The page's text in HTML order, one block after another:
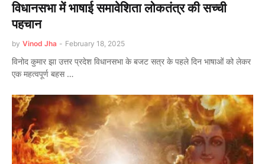
विधानसभा में भाषाई समावेशिता लोकतंत्र की सच्ची
पहचान
by Vinod Jha - February 18, 2025
विनोद कुमार झा उत्तर प्रदेश विधानसभा के बजट सत्र के पहले दिन भाषाओं को लेकर
एक महत्वपूर्ण बहस …